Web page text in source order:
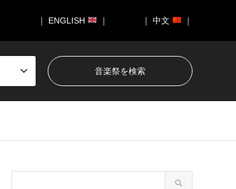
｜ ENGLISH ｜ ｜ 中文 ｜